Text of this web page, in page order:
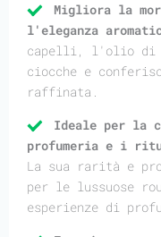
Migliora la
l'eleganza
capelli, l'olio di
ciocche e
raffinata.
Ideale per la
profumeria e i
La sua rarità e
per le lussuose
esperienze di